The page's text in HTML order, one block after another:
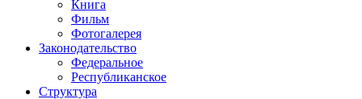
Книга
Фильм
Фотогалерея
Законодательство
Федеральное
Республиканское
Структура